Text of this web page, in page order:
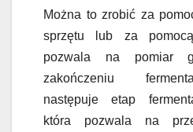
Można to zrobić za
sprzętu lub za
pozwala na pomiar
zakończeniu
następuje etap
która pozwala na